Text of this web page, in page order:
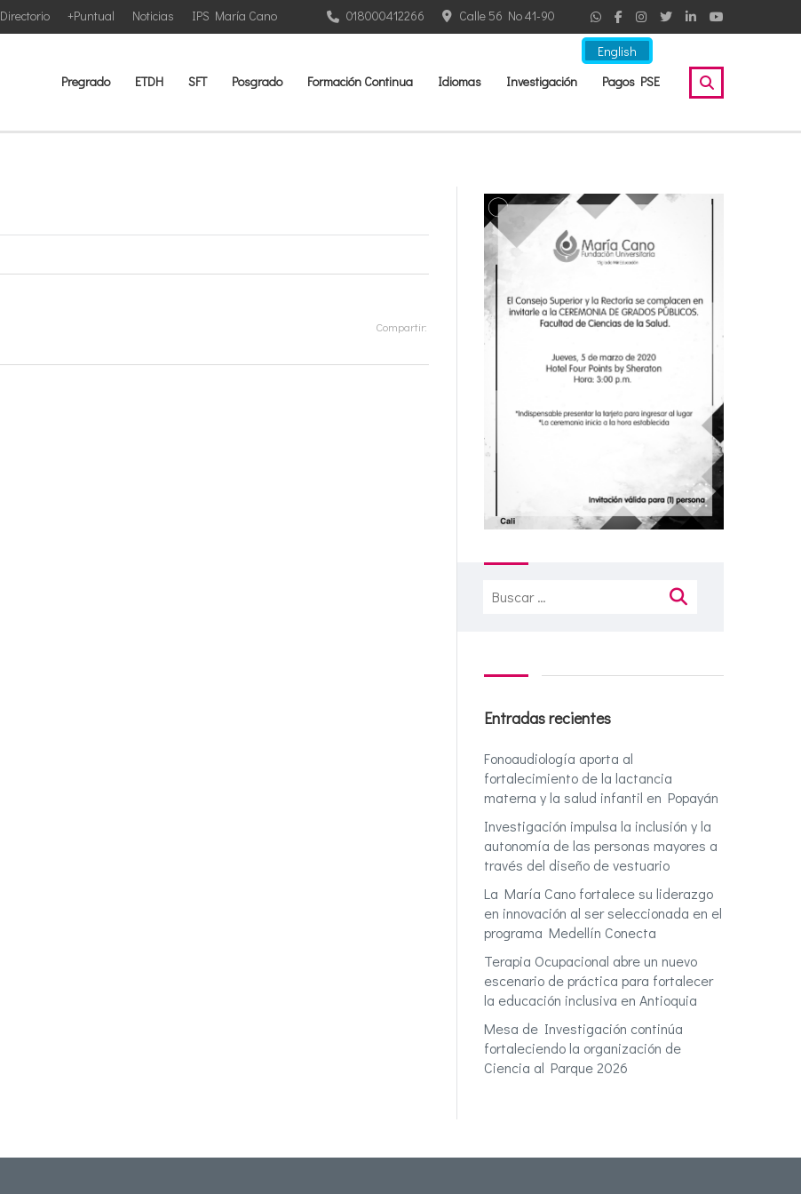
English
IPS María Cano
Noticias
+Puntual
Directorio Calle 56 No 41-90
018000412266
Pregrado ETDH SFT Posgrado Formación Continua Idiomas Investigación Pagos PSE
Compartir:
Buscar:
Entradas recientes
Fonoaudiología aporta al
fortalecimiento de la lactancia
materna y la salud infantil en Popayán
Investigación impulsa la inclusión y la
autonomía de las personas mayores a
través del diseño de vestuario
La María Cano fortalece su liderazgo
en innovación al ser seleccionada en el
programa Medellín Conecta
Terapia Ocupacional abre un nuevo
escenario de práctica para fortalecer
la educación inclusiva en Antioquia
Mesa de Investigación continúa
fortaleciendo la organización de
Ciencia al Parque 2026